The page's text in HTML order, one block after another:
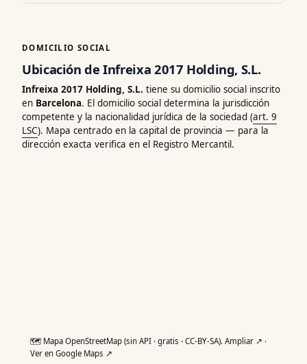
DOMICILIO SOCIAL
Ubicación de Infreixa 2017 Holding, S.L.
Infreixa 2017 Holding, S.L. tiene su domicilio social inscrito
en Barcelona. El domicilio social determina la jurisdicción
competente y la nacionalidad jurídica de la sociedad (art. 9
LSC). Mapa centrado en la capital de provincia — para la
dirección exacta verifica en el Registro Mercantil.
🗺️ Mapa OpenStreetMap (sin API · gratis · CC-BY-SA). Ampliar ↗ ·
Ver en Google Maps ↗